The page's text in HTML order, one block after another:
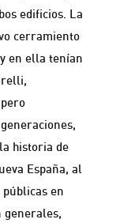
edificios. La
cerramiento
en ella tenían
historia de
España, al
en
generales,